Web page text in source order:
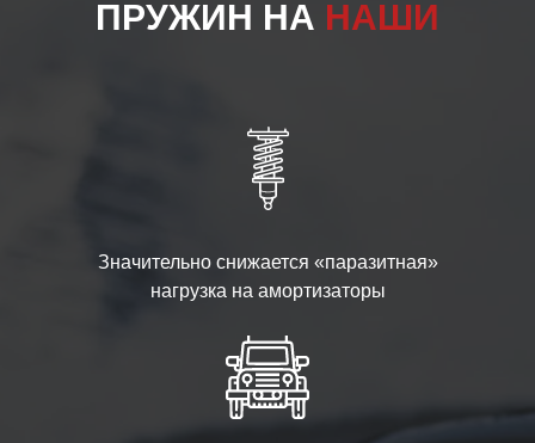
ПРУЖИН НА НАШИ
Значительно снижается «паразитная»
нагрузка на амортизаторы